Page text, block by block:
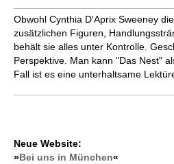
Obwohl Cynthia D'Aprix Sweeney
zusätzlichen Figuren,
behält sie alles unter Kontrolle.
Perspektive. Man kann "Das Nest"
Fall ist es eine unterhaltsame
Neue Website:
»Bei uns in München«